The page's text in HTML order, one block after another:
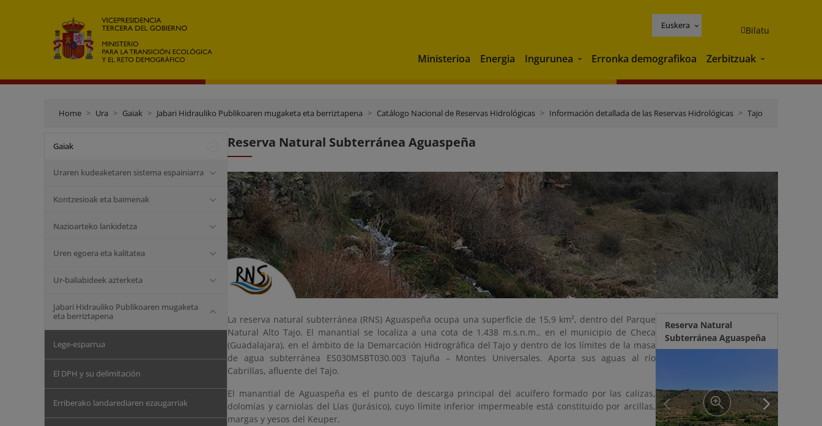
Euskera Bilatu
Ministerioa Energia Ingurunea Ingurunea
Erronka demografikoa Zerbitzuak Zerbitzuak
Home Ura Gaiak Jabari Hidrauliko Publikoaren mugaketa eta berriztapena Catálogo Nacional de Reservas Hidrológicas Información detallada de las Reservas Hidrológicas Tajo
Gaiak
Uraren kudeaketaren sistema espainiarra
Kontzesioak eta baimenak
Nazioarteko lankidetza
Uren egoera eta kalitatea
Ur-baliabideek azterketa
Jabari Hidrauliko Publikoaren mugaketa
eta berriztapena
Lege-esparrua
El DPH y su delimitación
Erriberako landarediaren ezaugarriak
Reserva Natural Subterránea Aguaspeña
La reserva natural subterránea (RNS) Aguaspeña ocupa una superficie de 15,9 km², dentro del Parque
Natural Alto Tajo. El manantial se localiza a una cota de 1.438 m.s.n.m., en el municipio de Checa
(Guadalajara), en el ámbito de la Demarcación Hidrográfica del Tajo y dentro de los límites de la masa
de agua subterránea ES030MSBT030.003 Tajuña – Montes Universales. Aporta sus aguas al río
Cabrillas, afluente del Tajo.
El manantial de Aguaspeña es el punto de descarga principal del acuífero formado por las calizas,
dolomías y carniolas del Lías (Jurásico), cuyo límite inferior impermeable está constituido por arcillas,
margas y yesos del Keuper.
Reserva Natural
Subterránea Aguaspeña